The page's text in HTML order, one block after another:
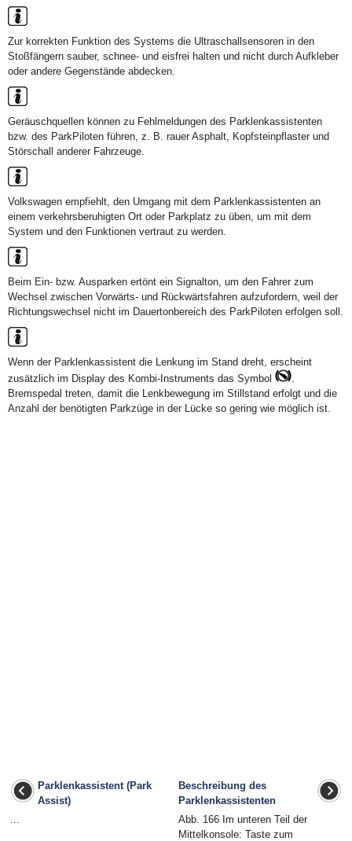
Zur korrekten Funktion des Systems die Ultraschallsensoren in den
Stoßfängern sauber, schnee- und eisfrei halten und nicht durch Aufkleber
oder andere Gegenstände abdecken.
Geräuschquellen können zu Fehlmeldungen des Parklenkassistenten
bzw. des ParkPiloten führen, z. B. rauer Asphalt, Kopfsteinpflaster und
Störschall anderer Fahrzeuge.
Volkswagen empfiehlt, den Umgang mit dem Parklenkassistenten an
einem verkehrsberuhigten Ort oder Parkplatz zu üben, um mit dem
System und den Funktionen vertraut zu werden.
Beim Ein- bzw. Ausparken ertönt ein Signalton, um den Fahrer zum
Wechsel zwischen Vorwärts- und Rückwärtsfahren aufzufordern, weil der
Richtungswechsel nicht im Dauertonbereich des ParkPiloten erfolgen soll.
Wenn der Parklenkassistent die Lenkung im Stand dreht, erscheint
zusätzlich im Display des Kombi-Instruments das Symbol
.
Bremspedal treten, damit die Lenkbewegung im Stillstand erfolgt und die
Anzahl der benötigten Parkzüge in der Lücke so gering wie möglich ist.
Parklenkassistent (Park
Assist)
...
Beschreibung des
Parklenkassistenten
Abb. 166 Im unteren Teil der
Mittelkonsole: Taste zum